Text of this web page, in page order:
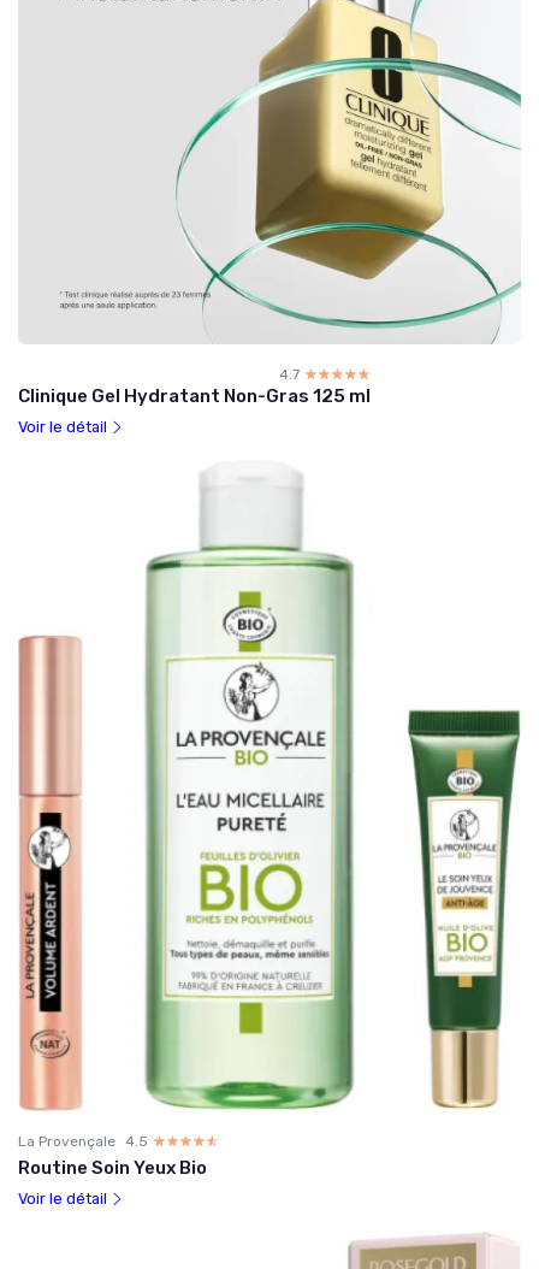
4.7 ☆☆☆☆☆
★★★★★
Clinique Gel Hydratant Non-Gras 125 ml
Voir le détail
La Provençale 4.5 ☆☆☆☆☆
★★★★★
Routine Soin Yeux Bio
Voir le détail